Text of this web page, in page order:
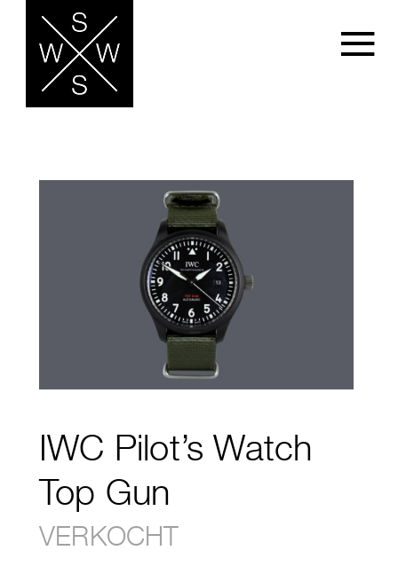
IWC Pilot’s Watch
Top Gun
VERKOCHT